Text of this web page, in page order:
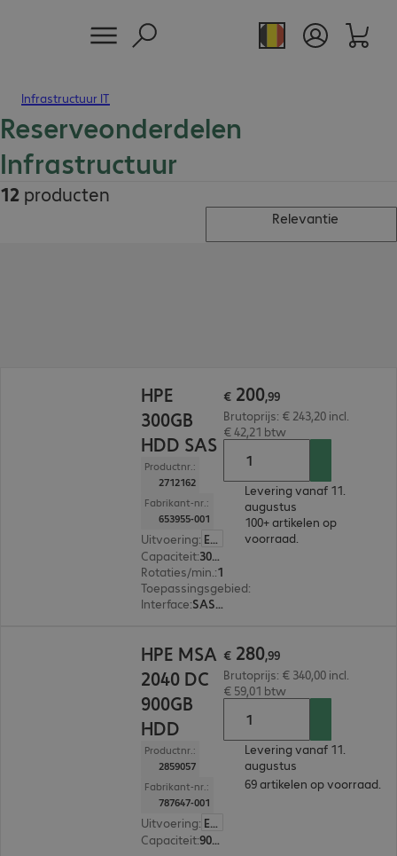
Infrastructuur IT
Reserveonderdelen
Infrastructuur
12 producten
Relevantie
HPE
300GB
HDD SAS
Productnr.:
2712162
Fabrikant-nr.:
653955-001
Uitvoering: Europa
Capaciteit:
300 GB
Rotaties/min. :
Toepassingsgebied:
Interface: SAS (6 Gbit/s) 6,4 cm (2,5")
€ 200,99
Brutoprijs: € 243,20 incl.
€ 42,21 btw
Levering vanaf 11.
augustus
100+ artikelen op
voorraad.
HPE MSA
2040 DC
900GB
HDD
Productnr.:
2859057
Fabrikant-nr.:
787647-001
Uitvoering: Europa
Capaciteit: 900 GB
€ 280,99
Brutoprijs: € 340,00 incl.
€ 59,01 btw
Levering vanaf 11.
augustus
69 artikelen op voorraad.